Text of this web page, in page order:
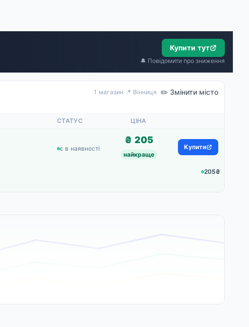
Купити тут
🔔 Повідомити про зниження
1 магазин· 📍 Вінниця ✏️ Змінити місто
СТАТУС ЦІНА
є в наявності
₴ 205
найкраще
Купити
205₴